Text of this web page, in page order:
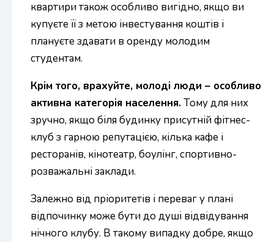
квартири також особливо вигідно, якщо ви
купуєте її з метою інвестування коштів і
плануєте здавати в оренду молодим
студентам.
Крім того, врахуйте, молоді люди – особливо
активна категорія населення.Тому для них
зручно, якщо біля будинку присутній фітнес-
клуб з гарною репутацією, кілька кафе і
ресторанів, кінотеатр, боулінг, спортивно-
розважальні заклади.
Залежно від пріоритетів і переваг у плані
відпочинку може бути до душі відвідування
нічного клубу. В такому випадку добре, якщо